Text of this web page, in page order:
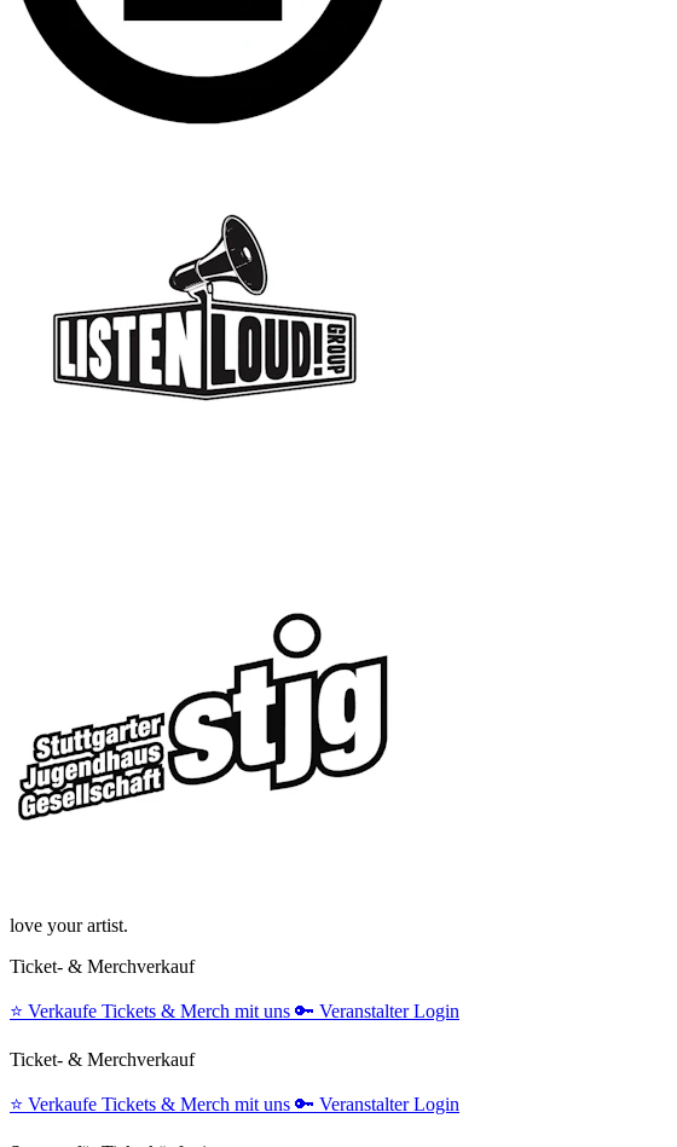
love your artist.
Ticket- & Merchverkauf
⭐️ Verkaufe Tickets & Merch mit uns 🔑 Veranstalter Login
Ticket- & Merchverkauf
⭐️ Verkaufe Tickets & Merch mit uns 🔑 Veranstalter Login